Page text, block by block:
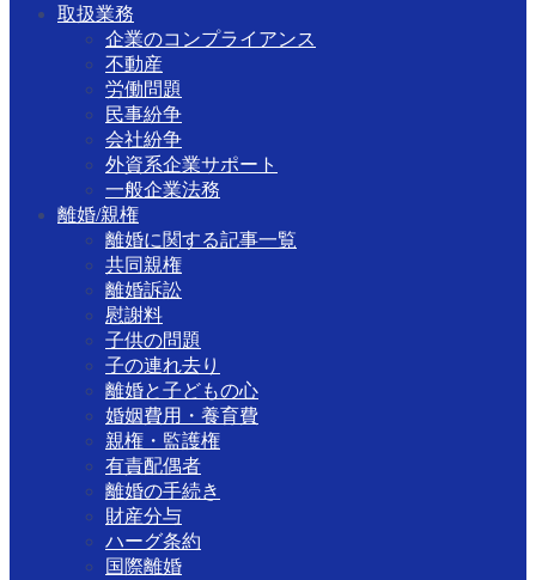
取扱業務
企業のコンプライアンス
不動産
労働問題
民事紛争
会社紛争
外資系企業サポート
一般企業法務
離婚/親権
離婚に関する記事一覧
共同親権
離婚訴訟
慰謝料
子供の問題
子の連れ去り
離婚と子どもの心
婚姻費用・養育費
親権・監護権
有責配偶者
離婚の手続き
財産分与
ハーグ条約
国際離婚